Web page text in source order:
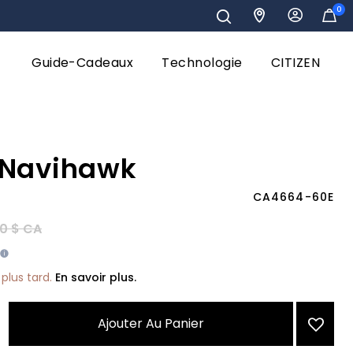
Guide-Cadeaux Technologie CITIZEN
0
CA4664-60E
de
$ CAà
tard. En savoir plus.
Ajouter Au Panier